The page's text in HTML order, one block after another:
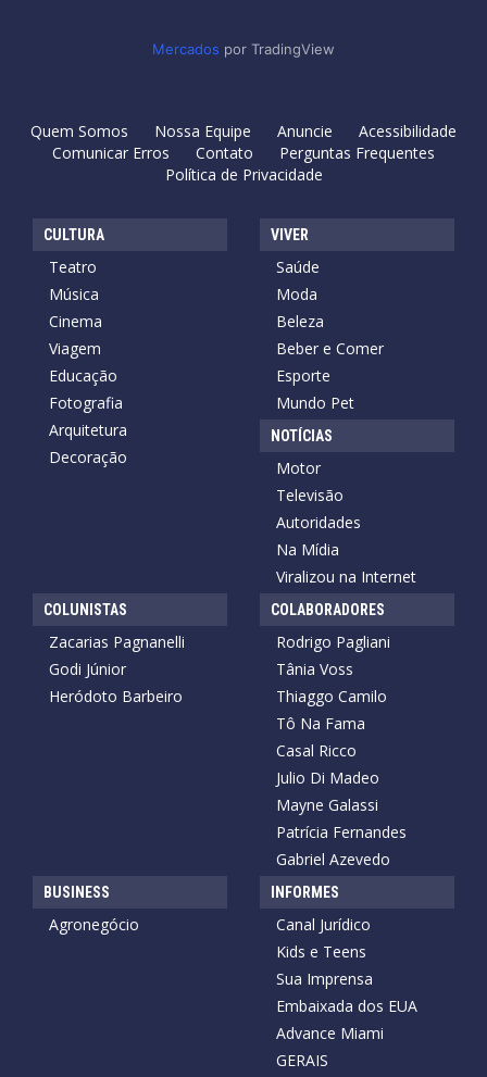
Mercados por TradingView
Quem Somos Nossa Equipe Anuncie
Acessibilidade
Comunicar Erros
Contato
Perguntas Frequentes
Política de Privacidade
CULTURA
Teatro
Música
Cinema
Viagem
Educação
Fotografia
Arquitetura
Decoração
VIVER
Saúde
Moda
Beleza
Beber e Comer
Esporte
Mundo Pet
NOTÍCIAS
Motor
Televisão
Autoridades
Na Mídia
Viralizou na Internet
COLUNISTAS
Zacarias Pagnanelli
Godi Júnior
Heródoto Barbeiro
COLABORADORES
Rodrigo Pagliani
Tânia Voss
Thiaggo Camilo
Tô Na Fama
Casal Ricco
Julio Di Madeo
Mayne Galassi
Patrícia Fernandes
Gabriel Azevedo
BUSINESS
Agronegócio
INFORMES
Canal Jurídico
Kids e Teens
Sua Imprensa
Embaixada dos EUA
Advance Miami
GERAIS